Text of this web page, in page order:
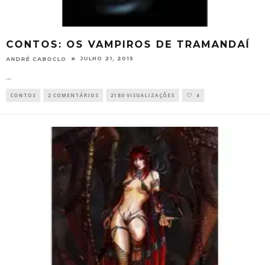
CONTOS: OS VAMPIROS DE TRAMANDAÍ
ANDRÉ CABOCLO JULHO 21, 2015
...
CONTOS 2 COMENTÁRIOS 2180 VISUALIZAÇÕES 4